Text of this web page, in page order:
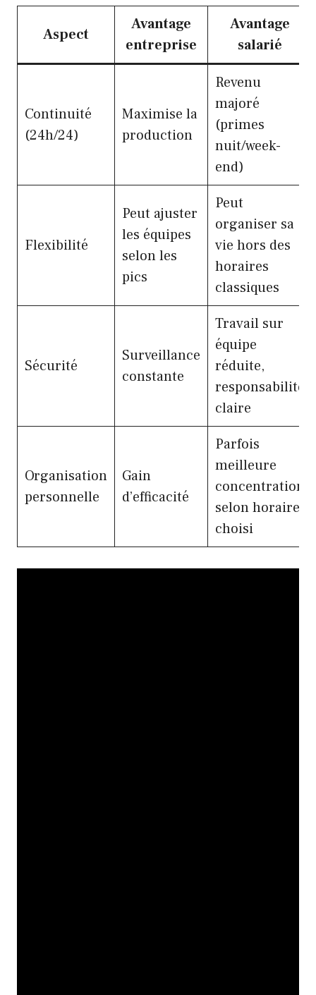
Aspect
Avantage
entreprise
Avantage
salarié
Continuité
(24h/24)
Maximise la
production
Revenu
majoré
(primes
nuit/week-
end)
Flexibilité
Peut ajuster
les équipes
selon les
pics
Peut
organiser sa
vie hors des
horaires
classiques
Sécurité
Surveillance
constante
Travail sur
équipe
réduite,
responsabilité
claire
Organisation
personnelle
Gain
d’efficacité
Parfois
meilleure
concentration
selon horaire
choisi